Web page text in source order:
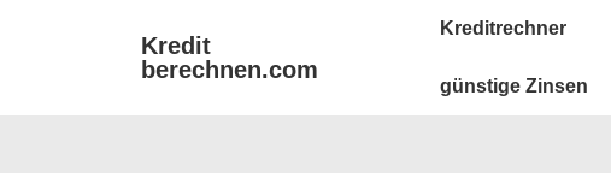
Kredit
berechnen.com
Main
Kreditrechner
günstige Zinsen